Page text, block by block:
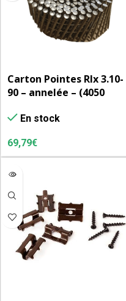
Carton Pointes Rlx 3.10-
90 – annelée – (4050
En stock
69,79€